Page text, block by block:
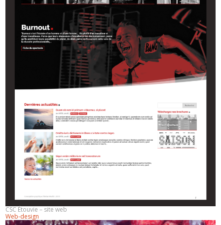
CSC Étouvie – site web
Web-design